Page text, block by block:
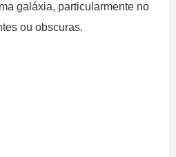
galáxia, particularmente no
ou obscuras.